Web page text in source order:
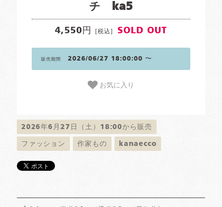
チ ka5
4,550円 [税込] SOLD OUT
販売期間 2026/06/27 18:00:00 〜
お気に入り
2026年6月27日（土）18:00から販売
ファッション 作家もの kanaecco